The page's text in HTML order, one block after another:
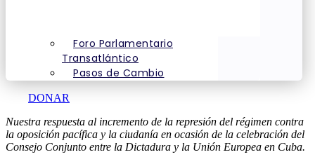
Foro Parlamentario
Transatlántico
Pasos de Cambio
DONAR
Nuestra respuesta al incremento de la represión del régimen contra
la oposición pacífica y la ciudanía en ocasión de la celebración del
Consejo Conjunto entre la Dictadura y la Unión Europea en Cuba.